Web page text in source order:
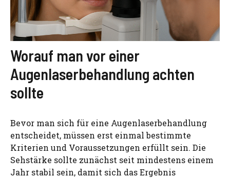
Worauf man vor einer
Augenlaserbehandlung achten
sollte
Bevor man sich für eine Augenlaserbehandlung
entscheidet, müssen erst einmal bestimmte
Kriterien und Voraussetzungen erfüllt sein. Die
Sehstärke sollte zunächst seit mindestens einem
Jahr stabil sein, damit sich das Ergebnis